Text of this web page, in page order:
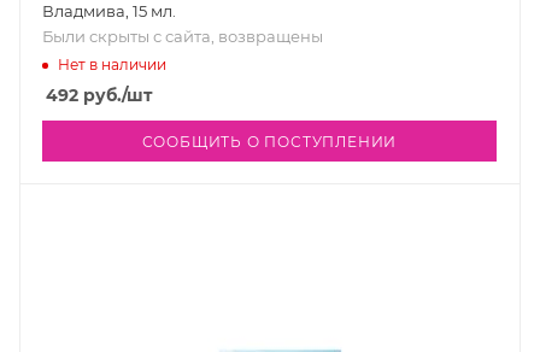
Владмива, 15 мл.
Были скрыты с сайта, возвращены
Нет в наличии
492 руб./шт
СООБЩИТЬ О ПОСТУПЛЕНИИ